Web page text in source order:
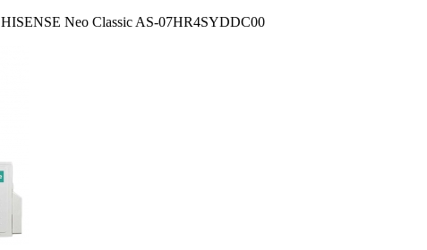
HISENSE Neo Classic AS-07HR4SYDDC00